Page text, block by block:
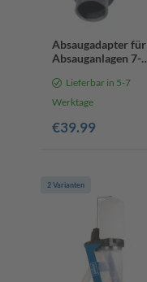
Absaugadapter für
Absauganlagen 7-
Flexibel
Lieferbar in 5-7
Werktage
€39.99
2 Varianten